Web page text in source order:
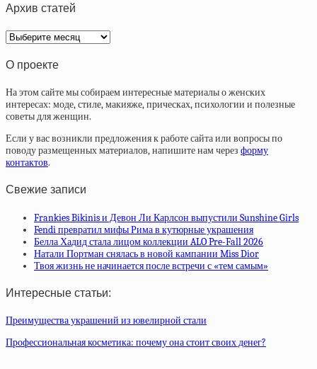
Архив статей
Архив
статей
О проекте
На этом сайте мы собираем интересные материалы о женских
интересах: моде, стиле, макияже, прическах, психологии и полезные
советы для женщин.
Если у вас возникли предложения к работе сайта или вопросы по
поводу размещенных материалов, напишите нам через форму
контактов.
Свежие записи
Frankies Bikinis и Девон Ли Карлсон выпустили Sunshine Girls
Fendi превратил мифы Рима в кутюрные украшения
Белла Хадид стала лицом коллекции ALO Pre-Fall 2026
Натали Портман снялась в новой кампании Miss Dior
Твоя жизнь не начинается после встречи с «тем самым»
Интересные статьи:
Преимущества украшений из ювелирной стали
Профессиональная косметика: почему она стоит своих денег?